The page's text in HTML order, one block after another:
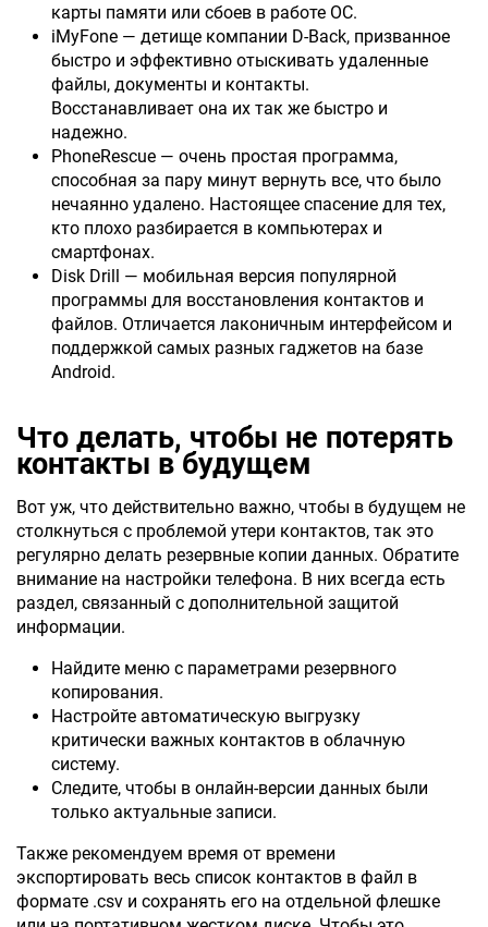
карты памяти или сбоев в работе ОС.
iMyFone — детище компании D-Back, призванное
быстро и эффективно отыскивать удаленные
файлы, документы и контакты.
Восстанавливает она их так же быстро и
надежно.
PhoneRescue — очень простая программа,
способная за пару минут вернуть все, что было
нечаянно удалено. Настоящее спасение для тех,
кто плохо разбирается в компьютерах и
смартфонах.
Disk Drill — мобильная версия популярной
программы для восстановления контактов и
файлов. Отличается лаконичным интерфейсом и
поддержкой самых разных гаджетов на базе
Android.
Что делать, чтобы не потерять
контакты в будущем
Вот уж, что действительно важно, чтобы в будущем не
столкнуться с проблемой утери контактов, так это
регулярно делать резервные копии данных. Обратите
внимание на настройки телефона. В них всегда есть
раздел, связанный с дополнительной защитой
информации.
Найдите меню с параметрами резервного
копирования.
Настройте автоматическую выгрузку
критически важных контактов в облачную
систему.
Следите, чтобы в онлайн-версии данных были
только актуальные записи.
Также рекомендуем время от времени
экспортировать весь список контактов в файл в
формате .csv и сохранять его на отдельной флешке